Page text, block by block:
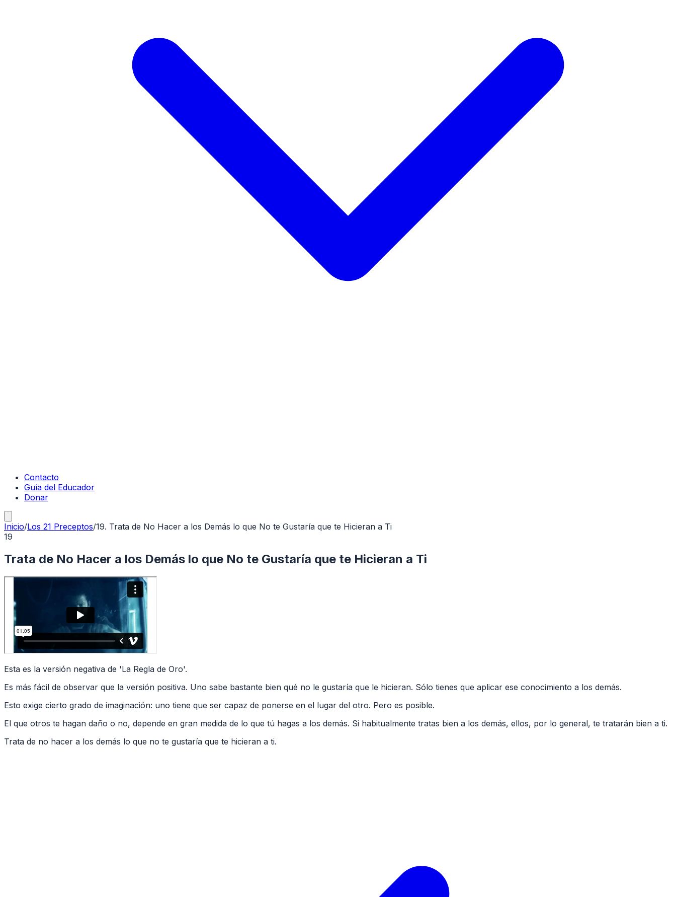
Contacto
Guía del Educador
Donar
Inicio/Los 21 Preceptos/19. Trata de No Hacer a los Demás lo que No te Gustaría que te Hicieran a Ti
19
Trata de No Hacer a los Demás lo que No te Gustaría que te Hicieran a Ti
Esta es la versión negativa de 'La Regla de Oro'.
Es más fácil de observar que la versión positiva. Uno sabe bastante bien qué no le gustaría que le hicieran. Sólo tienes que aplicar ese conocimiento a los demás.
Esto exige cierto grado de imaginación: uno tiene que ser capaz de ponerse en el lugar del otro. Pero es posible.
El que otros te hagan daño o no, depende en gran medida de lo que tú hagas a los demás. Si habitualmente tratas bien a los demás, ellos, por lo general, te tratarán bien a ti.
Trata de no hacer a los demás lo que no te gustaría que te hicieran a ti.